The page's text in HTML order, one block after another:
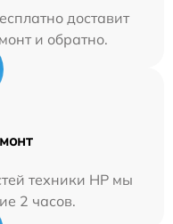
доставит
и обратно.
техники HP мы
2 часов.